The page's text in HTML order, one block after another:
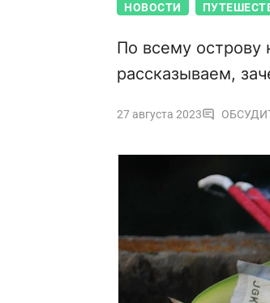
НОВОСТИ
По всему острову
рассказываем,
27 августа 2023